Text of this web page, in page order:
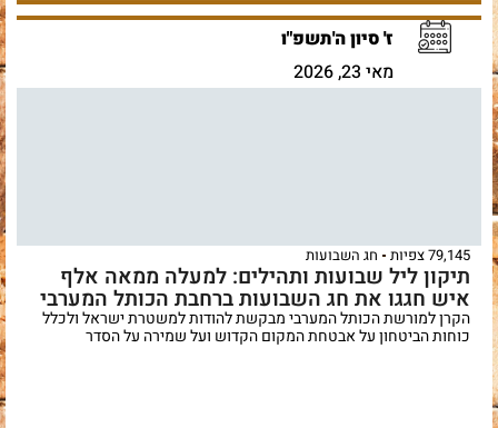
ז' סיון ה'תשפ"ו
מאי 23, 2026
79,145 צפיות חג השבועות
תיקון ליל שבועות ותהילים: למעלה ממאה אלף
איש חגגו את חג השבועות ברחבת הכותל המערבי
הקרן למורשת הכותל המערבי מבקשת להודות למשטרת ישראל ולכלל
כוחות הביטחון על אבטחת המקום הקדוש ועל שמירה על הסדר